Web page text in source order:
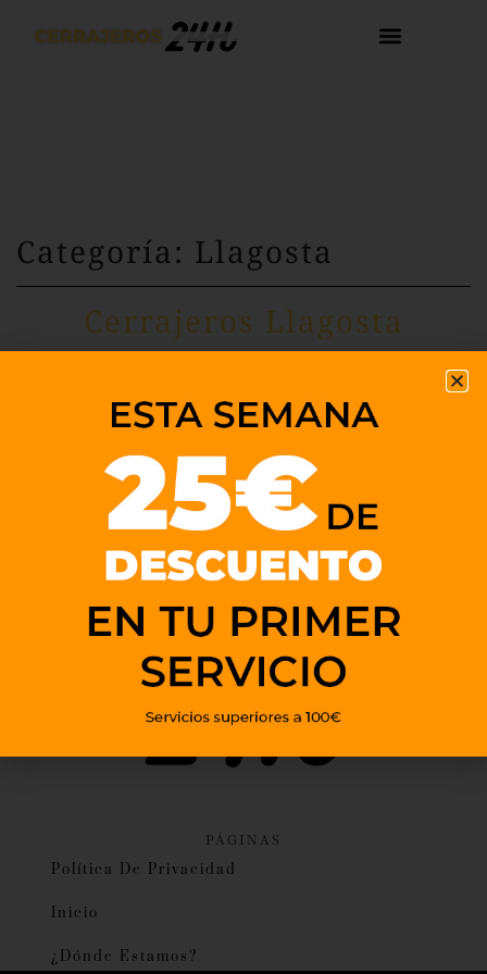
Categoría: Llagosta
Cerrajeros Llagosta
PÁGINAS
Política De Privacidad
Inicio
¿Dónde Estamos?